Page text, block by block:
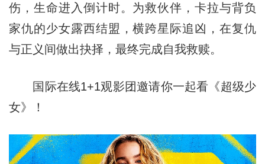
伤，生命进入倒计时。为救伙伴，卡拉与背负
家仇的少女露西结盟，横跨星际追凶，在复仇
与正义间做出抉择，最终完成自我救赎。
国际在线1+1观影团邀请你一起看《超级少
女》！